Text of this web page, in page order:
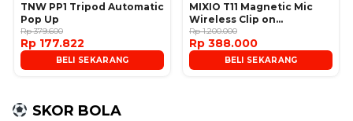
TNW PP1 Tripod Automatic
Pop Up
Rp 379.600
Rp 177.822
BELI SEKARANG
MIXIO T11 Magnetic Mic
Wireless Clip on
Microphone
Rp 1.200.000
Rp 388.000
BELI SEKARANG
SKOR BOLA